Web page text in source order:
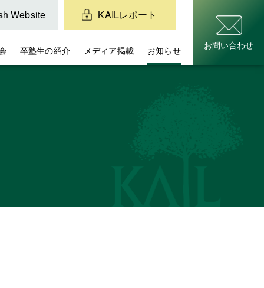
卒塾生の紹介 メディア掲載 お知らせ お問い合わせ
Website KAILレポート